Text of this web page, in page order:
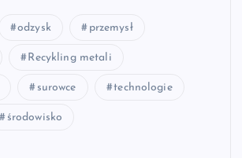
odzysk przemysł
Recykling metali
surowce technologie
środowisko